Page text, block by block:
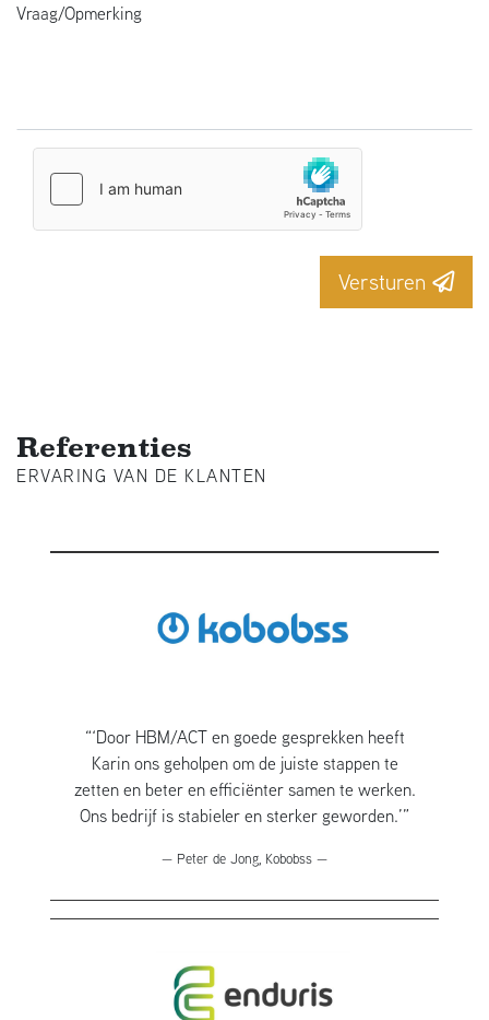
Vraag/Opmerking
Versturen
Referenties
ERVARING VAN DE KLANTEN
“‘Door HBM/ACT en goede gesprekken heeft
Karin ons geholpen om de juiste stappen te
zetten en beter en efficiënter samen te werken.
Ons bedrijf is stabieler en sterker geworden.’”
— Peter de Jong, Kobobss —